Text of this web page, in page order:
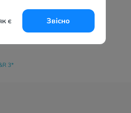
є Звісно
3*